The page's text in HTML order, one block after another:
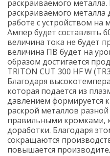
раскраиваемого
раскраиваемого
работе с устройством на
Ампер будет составлять
величина тока не будет
величина ПВ будет на
образом достигается
TRITON CUT 300 HF W
Благодаря
которая подается из
давлением формируется
раскрой металлов
правильными кромками,
доработки. Благодаря
сокращаются
повышается